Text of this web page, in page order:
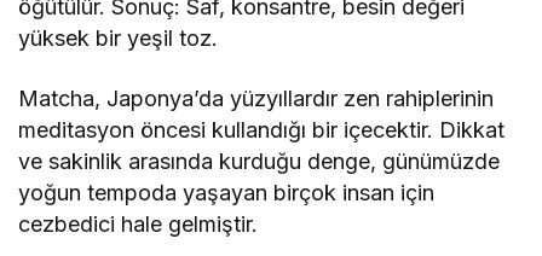
öğütülür. Sonuç: Saf, konsantre, besin değeri
yüksek bir yeşil toz.
Matcha, Japonya’da yüzyıllardır zen rahiplerinin
meditasyon öncesi kullandığı bir içecektir. Dikkat
ve sakinlik arasında kurduğu denge, günümüzde
yoğun tempoda yaşayan birçok insan için
cezbedici hale gelmiştir.